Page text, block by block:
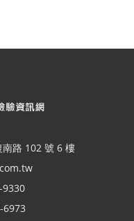
路 102 號 6 樓
6973